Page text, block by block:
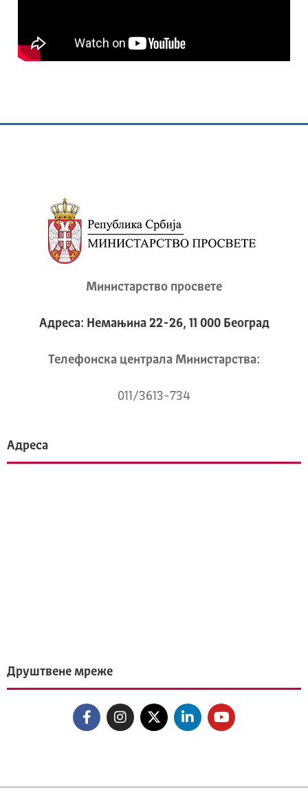
Министарство просвете
Адреса: Немањина 22-26, 11 000 Београд
Телeфонска централа Mинистарства:
011/3613-734
Адреса
Друштвене мреже